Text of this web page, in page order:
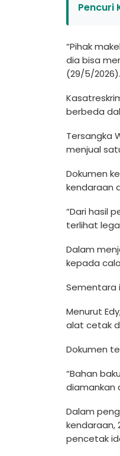
Pencuri
“Pihak
dia bisa
(29/5/2026).
berbeda
Tersangka
menjual
Dokumen
kendaraan
“Dari hasil
terlihat
Dalam
kepada
Sementara
Menurut
alat cetak
Dokumen
“Bahan
diamankan
Dalam
kendaraan,
pencetak